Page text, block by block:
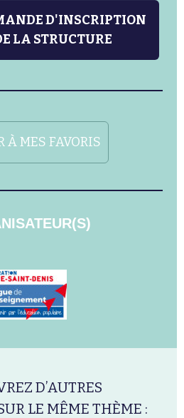
D'INSCRIPTION
LA STRUCTURE
À MES FAVORIS
D’AUTRES
LE MÊME THÈME :